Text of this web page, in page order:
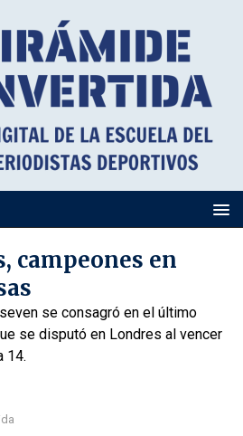
campeones en
se consagró en el último
se disputó en Londres al vencer
14.